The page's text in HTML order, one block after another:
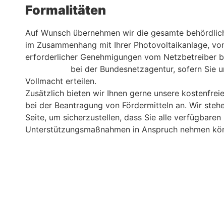
Formalitäten
Auf Wunsch übernehmen wir die gesamte
im Zusammenhang mit Ihrer Photovoltaikanlage,
erforderlicher Genehmigungen vom Netzbetreiber
bei der Bundesnetzagentur, sofern Sie
Vollmacht erteilen.
Zusätzlich bieten wir Ihnen gerne unsere
bei der Beantragung von Fördermitteln an. Wir
Seite, um sicherzustellen, dass Sie alle verfügbaren
Unterstützungsmaßnahmen in Anspruch nehmen